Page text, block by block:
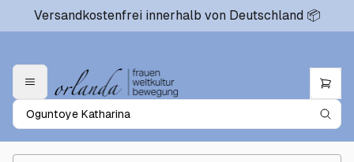
Versandkostenfrei innerhalb von Deutschland 📦